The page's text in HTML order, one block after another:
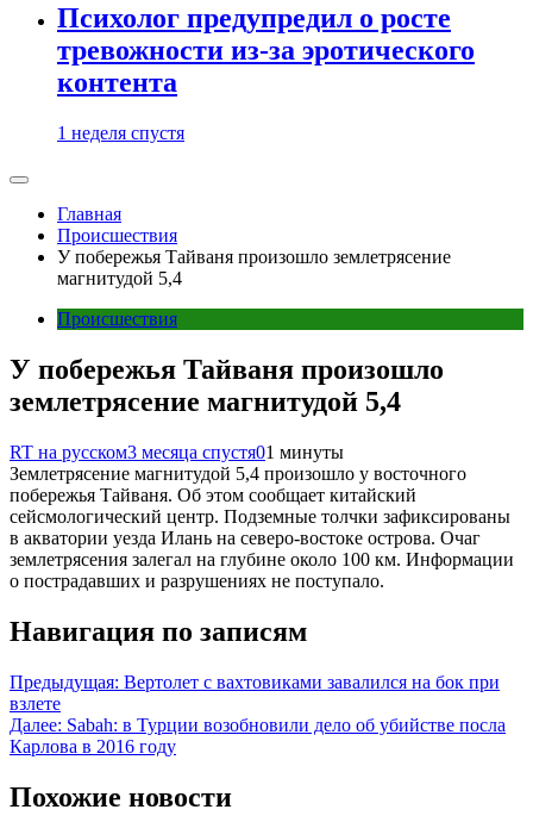
Психолог предупредил о росте
тревожности из-за эротического
контента
1 неделя спустя
Главная
Происшествия
У побережья Тайваня произошло землетрясение
магнитудой 5,4
Происшествия
У побережья Тайваня произошло
землетрясение магнитудой 5,4
RT на русском3 месяца спустя01 минуты
Землетрясение магнитудой 5,4 произошло у восточного
побережья Тайваня. Об этом сообщает китайский
сейсмологический центр. Подземные толчки зафиксированы
в акватории уезда Илань на северо-востоке острова. Очаг
землетрясения залегал на глубине около 100 км. Информации
о пострадавших и разрушениях не поступало.
Навигация по записям
Предыдущая: Вертолет с вахтовиками завалился на бок при
взлете
Далее: Sabah: в Турции возобновили дело об убийстве посла
Карлова в 2016 году
Похожие новости